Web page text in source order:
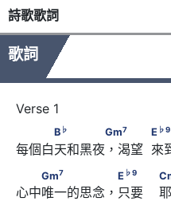
詩歌歌詞
歌詞
B ♭ Gm
B ♭ Gm7 E ♭9
每個白天和黑夜，渴望  來
Gm7 E
F7
Gm7 E ♭9
心中唯一的思念，只要    耶